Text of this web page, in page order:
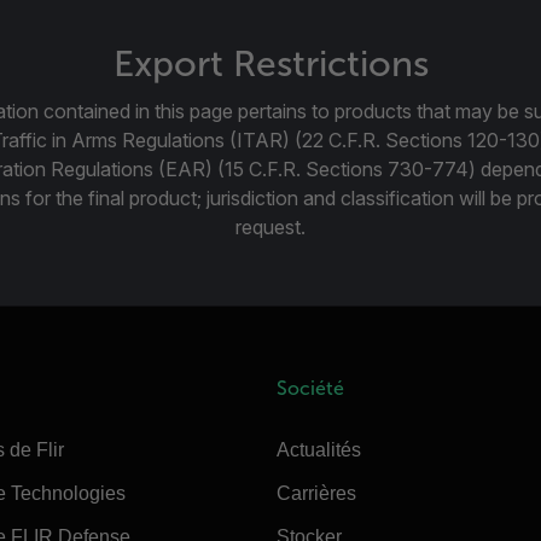
Export Restrictions
contained in this page pertains to products that may be
in Arms Regulations (ITAR) (22 C.F.R. Sections 120-
Regulations (EAR) (15 C.F.R. Sections 730-774)
for the final product; jurisdiction and classification will be
request.
de Flir
Technologies
FLIR Defense
Société
Actualités
Carrières
Stocker